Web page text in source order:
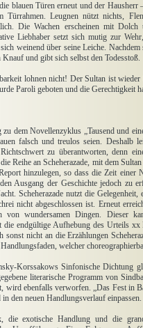
blauen Türen erneut und der
Türrahmen. Leugnen nützt nichts,
Die Wachen erscheinen mit
Liebhaber setzt sich mutig zur
weinend über seine Leiche.
Knauf und gibt sich selbst den Todesstoß.
lohnen nicht! Der Sultan ist
Paroli geboten und die Gerechtigkeit
dem Novellenzyklus „Tausend und
falsch und treulos seien. Deshalb
zu überantworten, denn
Reihe an Scheherazade, mit dem
hinzulegen, so dass die Zeit
Ausgang der Geschichte jedoch zu
Scheherazade nutzt die
nicht abgeschlossen ist. Erneut
von wundersamen Dingen. Dieser
die endgültige Aufhebung des Urteils
sonst nicht an die Erzählungen
welcher
Korssakows Sinfonische Dichtung
literarische Programm von
wird ebenfalls verworfen. „Das Fest in
den neuen Handlungsverlauf einpassen.
die exotische Handlung und die